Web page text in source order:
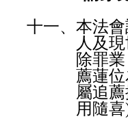
十一、本法
人及
除罪
薦蓮
屬追
用隨喜)